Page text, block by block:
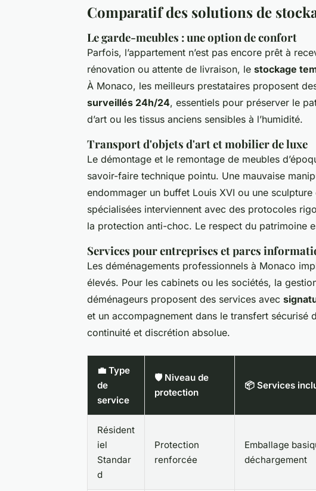
Comparatif des solutions de
Le garde-meubles : une option de confort
Parfois, l’appartement n’est pas encore prêt à
rénovation ou attente de livraison, le stockage
À Monaco, les meilleurs prestataires proposent
surveillés 24h/24, essentiels pour préserver le
d’art ou les tissus anciens sensibles à l’humidité.
Transport d'objets d'art et mobilier de luxe
Le démontage et le remontage de meubles
savoir-faire technique pointu. Une mauvaise
endommager un buffet Louis XVI ou une
spécialisées interviennent avec des protocoles
la protection anti-choc. Le respect du patrimoine
Services pour entreprises et parcs
Les déménagements professionnels à Monaco
élevés. Pour les cabinets ou les sociétés, la
déménageurs proposent des services avec
et un accompagnement dans le transfert sécurisé
continuité et discrétion absolue.
💼 Type
de
service
🛡️ Niveau de
protection
📦 Services
Résident
iel
Standar
d
Protection
renforcée
Emballage
déchargement